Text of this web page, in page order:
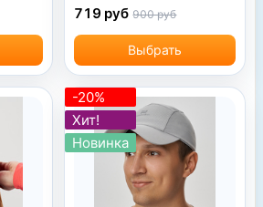
Выбрать
719 руб 900 руб
-20%
Хит!
Новинка